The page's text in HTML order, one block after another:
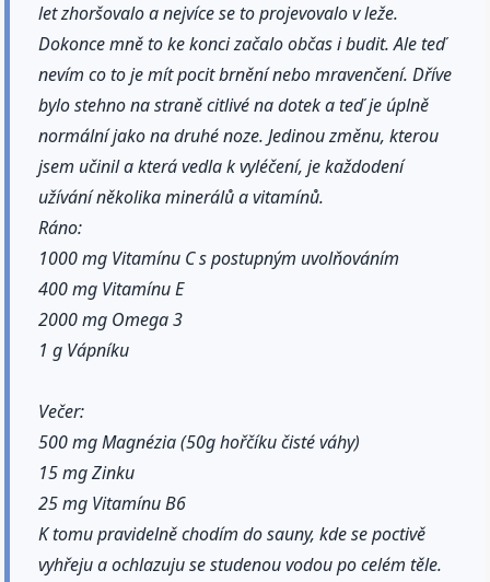
let zhoršovalo a nejvíce se to projevovalo v leže.
Dokonce mně to ke konci začalo občas i budit. Ale teď
nevím co to je mít pocit brnění nebo mravenčení. Dříve
bylo stehno na straně citlivé na dotek a teď je úplně
normální jako na druhé noze. Jedinou změnu, kterou
jsem učinil a která vedla k vyléčení, je každodení
užívání několika minerálů a vitamínů.
Ráno:
1000 mg Vitamínu C s postupným uvolňováním
400 mg Vitamínu E
2000 mg Omega 3
1 g Vápníku
Večer:
500 mg Magnézia (50g hořčíku čisté váhy)
15 mg Zinku
25 mg Vitamínu B6
K tomu pravidelně chodím do sauny, kde se poctivě
vyhřeju a ochlazuju se studenou vodou po celém těle.